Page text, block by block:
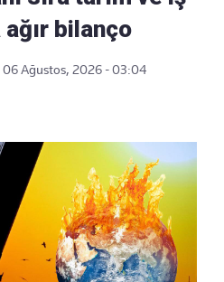
ağır bilanço
06 Ağustos, 2026 - 03:04